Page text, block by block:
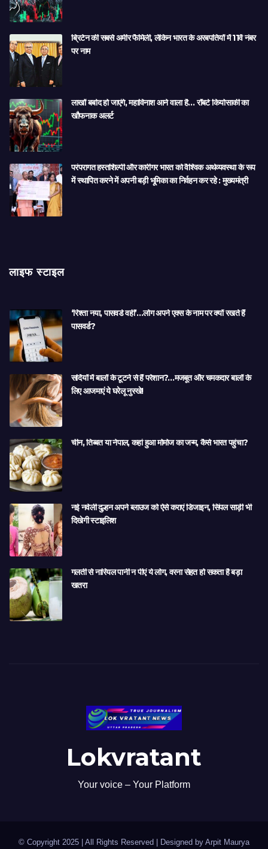
ब्रिटेन की सबसे अमीर फैमिली, लेकिन भारत के अरबपतियों में 11वें नंबर
पर नाम
लाखों बर्बाद हो जाएंगे, महाविनाश आने वाला है… रॉबर्ट कियोसाकी का
खौफनाक अलर्ट
परंपरागत हस्तशिल्पी और कारीगर भारत को वैश्विक अर्थव्यवस्था के रूप
में स्थापित करने में अपनी बड़ी भूमिका का निर्वहन कर रहे : मुख्यमंत्री
लाइफ स्टाइल
‘रिश्ता नया, पासवर्ड वही’…लोग अपने एक्स के नाम पर क्यों रखते हैं
पासवर्ड?
सर्दियों में बालों के टूटने से हैं परेशान?…मजबूत और चमकदार बालों के
लिए आजमाएं ये घरेलू नुस्खे!
चीन, तिब्बत या नेपाल, कहां हुआ मोमोज का जन्म, कैसे भारत पहुंचा?
नई नवेली दुल्हन अपने ब्लाउज को ऐसे कराएं डिजाइन, सिंपल साड़ी भी
दिखेगी स्टाइलिश
गलती से नारियल पानी न पीएं ये लोग, वरना सेहत हो सकता है बड़ा
खतरा
Lokvratant
Your voice – Your Platform
© Copyright 2025 | All Rights Reserved | Designed by Arpit Maurya